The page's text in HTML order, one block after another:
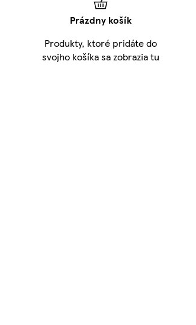
Prázdny košík
Produkty, ktoré pridáte do
svojho košíka sa zobrazia tu